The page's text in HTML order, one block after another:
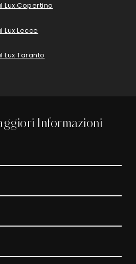
Lux Copertino
Lecce
Taranto
Informazioni